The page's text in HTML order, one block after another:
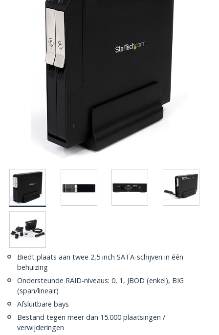
Biedt plaats aan twee 2,5 inch SATA-schijven in één
behuizing
Ondersteunde RAID-niveaus: 0, 1, JBOD (enkel), BIG
(span/lineair)
Afsluitbare bays
Bestand tegen meer dan 15.000 plaatsingen /
verwijderingen